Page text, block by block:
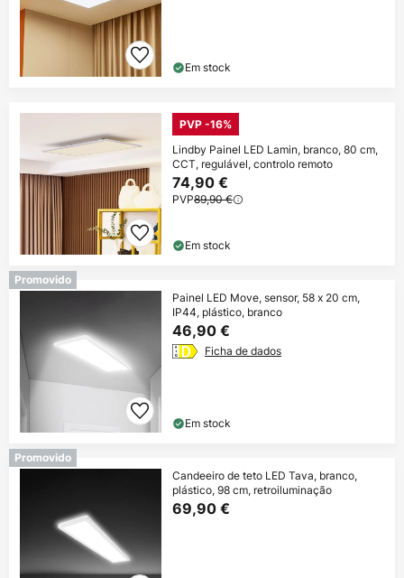
Em stock
PVP -16%
Lindby Painel LED Lamin, branco, 80 cm,
CCT, regulável, controlo remoto
74,90 €
PVP89,90 €
Em stock
Promovido
Painel LED Move, sensor, 58 x 20 cm,
IP44, plástico, branco
46,90 €
Ficha de dados
Em stock
Promovido
Candeeiro de teto LED Tava, branco,
plástico, 98 cm, retroiluminação
69,90 €